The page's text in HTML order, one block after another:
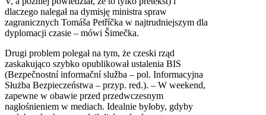
dlaczego nalegał na dymisję ministra spraw
zagranicznych Tomáša Petříčka w najtrudniejszym dla
dyplomacji czasie – mówi Šimečka.
Drugi problem polegał na tym, że czeski rząd
zaskakująco szybko opublikował ustalenia BIS
(Bezpečnostní informační služba – pol. Informacyjna
Służba Bezpieczeństwa – przyp. red.). – W weekend,
zapewne w obawie przed przedwczesnym
nagłośnieniem w mediach. Idealnie byłoby, gdyby